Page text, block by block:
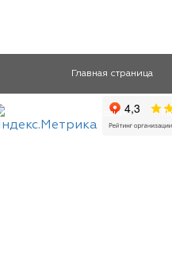
Главная страница
Раскрытие информации